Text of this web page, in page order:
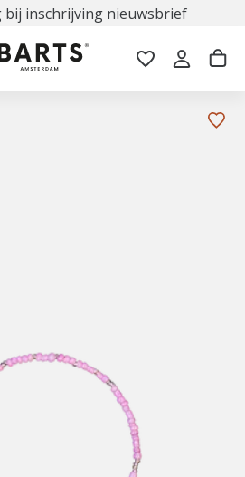
bij inschrijving nieuwsbrief